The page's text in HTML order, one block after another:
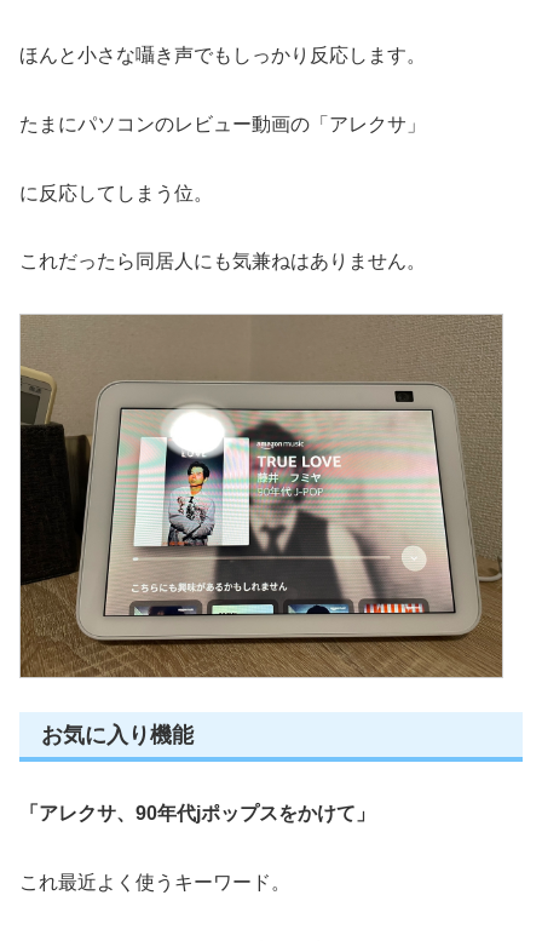
ほんと小さな囁き声でもしっかり反応します。
たまにパソコンのレビュー動画の「アレクサ」
に反応してしまう位。
これだったら同居人にも気兼ねはありません。
お気に入り機能
「アレクサ、90年代jポップスをかけて」
これ最近よく使うキーワード。